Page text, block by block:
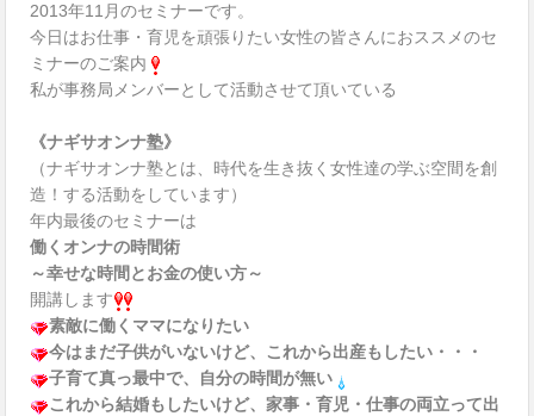
2013年11月のセミナーです。
今日はお仕事・育児を頑張りたい女性の皆さんにおススメのセ
ミナーのご案内
私が事務局メンバーとして活動させて頂いている
《ナギサオンナ塾》
（ナギサオンナ塾とは、時代を生き抜く女性達の学ぶ空間を創
造！する活動をしています）
年内最後のセミナーは
働くオンナの時間術
～幸せな時間とお金の使い方～
開講します
素敵に働くママになりたい
今はまだ子供がいないけど、これから出産もしたい・・・
子育て真っ最中で、自分の時間が無い
これから結婚もしたいけど、家事・育児・仕事の両立って出